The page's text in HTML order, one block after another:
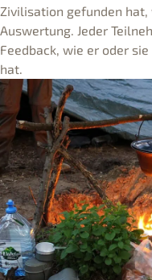
Zivilisation gefunden
Auswertung. Jeder
Feedback, wie er oder
hat.